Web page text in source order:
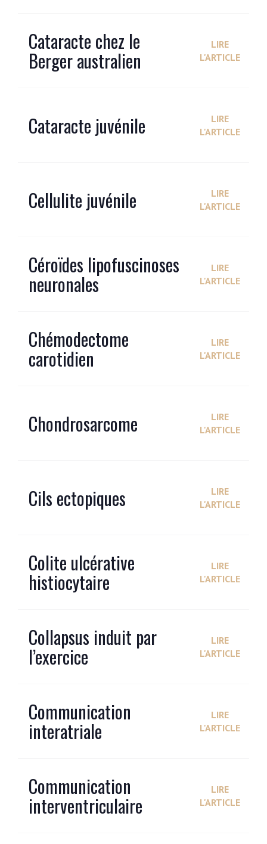
Cataracte chez le
Berger australien
LIRE
L'ARTICLE
Cataracte juvénile
LIRE
L'ARTICLE
Cellulite juvénile
LIRE
L'ARTICLE
Céroïdes lipofuscinoses
neuronales
LIRE
L'ARTICLE
Chémodectome
carotidien
LIRE
L'ARTICLE
Chondrosarcome
LIRE
L'ARTICLE
Cils ectopiques
LIRE
L'ARTICLE
Colite ulcérative
histiocytaire
LIRE
L'ARTICLE
Collapsus induit par
l’exercice
LIRE
L'ARTICLE
Communication
interatriale
LIRE
L'ARTICLE
Communication
interventriculaire
LIRE
L'ARTICLE